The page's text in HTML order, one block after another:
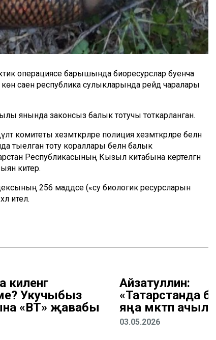
операциясе барышында биоресурслар буенча
көн саен республика сулыкларында рейд чаралары
янында законсыз балык тотучы тоткарланган.
хезмәткәрләре полиция хезмәткәрләре белән
тыелган тоту кораллары белән балык
Республикасының Кызыл китабына кертелгән
китерә.
256 маддәсе («су биологик ресурсларын
ителә.
Укучыбыз
«ВТ» җавабы
Айзатуллин:
«Татарстанда
яңа мәктәп
03.05.2026